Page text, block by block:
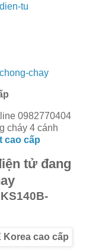
tu
chay
0982770404
cháy 4 cánh
cao cấp
tử đang
KS140B-